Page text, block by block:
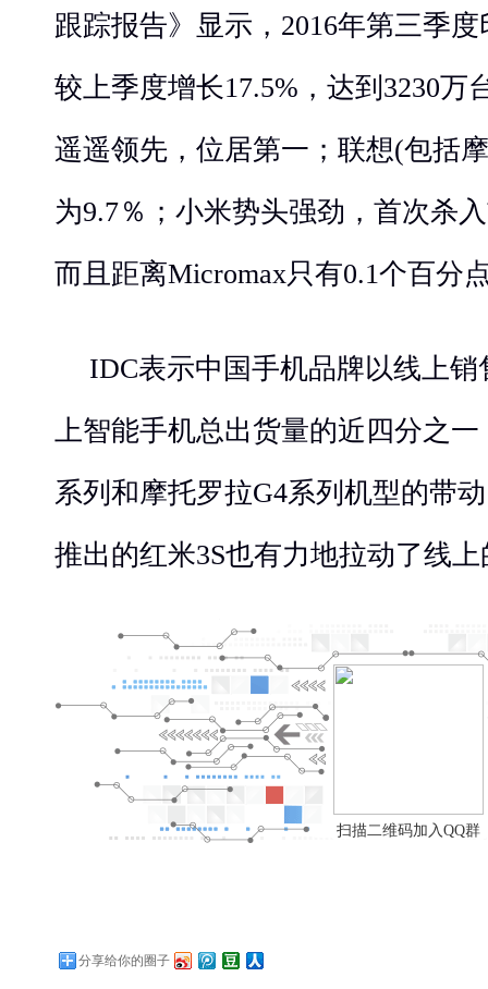
跟踪报告》显示，2016年第三季
较上季度增长17.5%，达到3230万
遥遥领先，位居第一；联想(包括
为9.7％；小米势头强劲，首次杀
而且距离Micromax只有0.1个百分
IDC表示中国手机品牌以线上
上智能手机总出货量的近四分之
系列和摩托罗拉G4系列机型的带
推出的红米3S也有力地拉动了线
扫描二维码加入QQ群
分享给你的圈子